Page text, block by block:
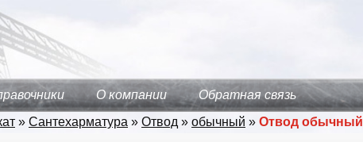
О компании Обратная связь
» Сантехарматура » Отвод » обычный » Отвод обычный